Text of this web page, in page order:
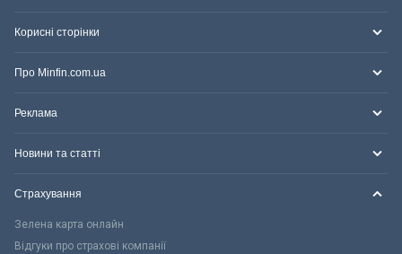
Корисні сторінки
Про Minfin.com.ua
Реклама
Новини та статті
Страхування
Зелена карта онлайн
Відгуки про страхові компанії